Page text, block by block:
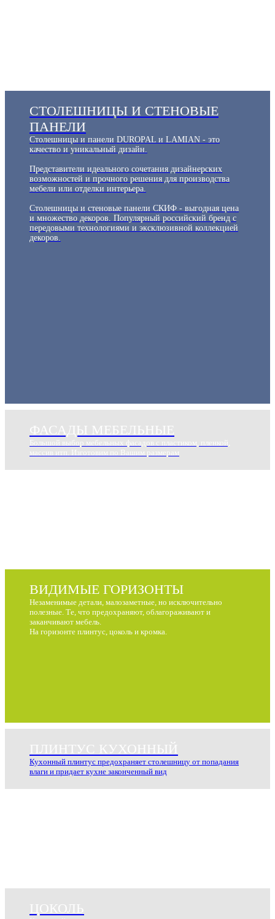
СТОЛЕШНИЦЫ И СТЕНОВЫЕ
ПАНЕЛИ
Столешницы и панели DUROPAL и LAMIAN - это
качество и уникальный дизайн.
Представители идеального сочетания дизайнерских
возможностей и прочного решения для производства
мебели или отделки интерьера.
Столешницы и стеновые панели СКИФ - выгодная цена
и множество декоров. Популярный российский бренд с
передовыми технологиями и эксклюзивной коллекцией
декоров.
ФАСАДЫ МЕБЕЛЬНЫЕ
Большой выбор мебельных фасадов с пластиком, пленкой,
массив итп. Изготовим по Вашим размерам
ВИДИМЫЕ ГОРИЗОНТЫ
Незаменимые детали, малозаметные, но исключительно
полезные. Те, что предохраняют, облагораживают и
заканчивают мебель.
На горизонте плинтус, цоколь и кромка.
ПЛИНТУС КУХОННЫЙ
Кухонный плинтус предохраняет столешницу от попадания
влаги и придает кухне законченный вид
ЦОКОЛЬ